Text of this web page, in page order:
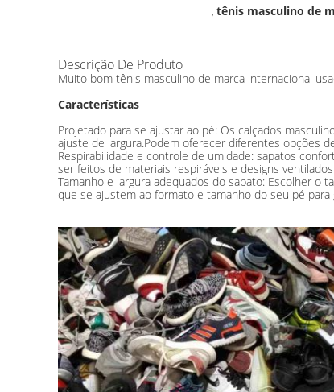
,tênis masculino de
Descrição De Produto
Muito bom tênis masculino de marca internacional
Características
Projetado para se ajustar ao pé: Os calçados
ajuste de largura.Podem oferecer diferentes opções
Respirabilidade e controle de umidade: sapatos
ser feitos de materiais respiráveis ​​e designs
Tamanho e largura adequados do sapato: Escolher
que se ajustem ao formato e tamanho do seu pé